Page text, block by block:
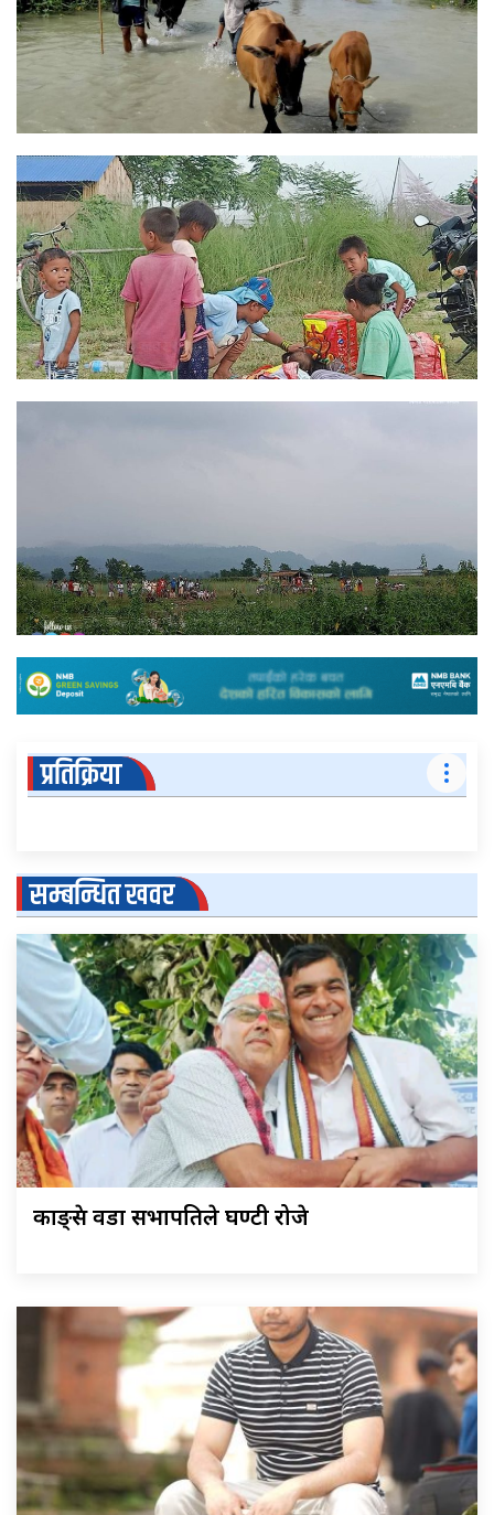
प्रतिक्रिया
सम्बन्धित खवर
काङ्ग्रेस वडा सभापतिले घण्टी रोजे